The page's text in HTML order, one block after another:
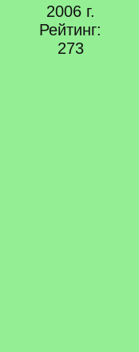
2006 г.
Рейтинг:
273